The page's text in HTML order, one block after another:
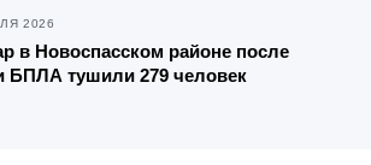
2026
в Новоспасском районе после
БПЛА тушили 279 человек